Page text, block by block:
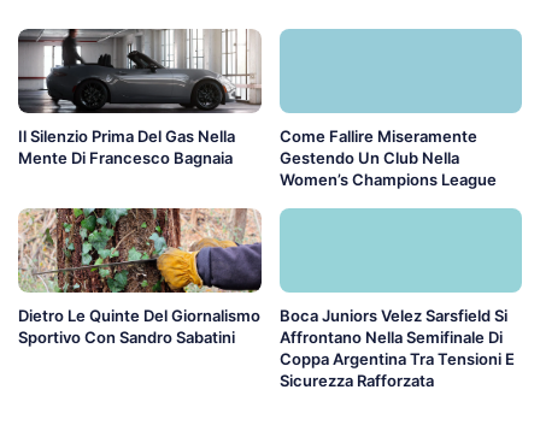
Il Silenzio Prima Del Gas Nella
Mente Di Francesco Bagnaia
Come Fallire Miseramente
Gestendo Un Club Nella
Women’s Champions League
Dietro Le Quinte Del Giornalismo
Sportivo Con Sandro Sabatini
Boca Juniors Velez Sarsfield Si
Affrontano Nella Semifinale Di
Coppa Argentina Tra Tensioni E
Sicurezza Rafforzata